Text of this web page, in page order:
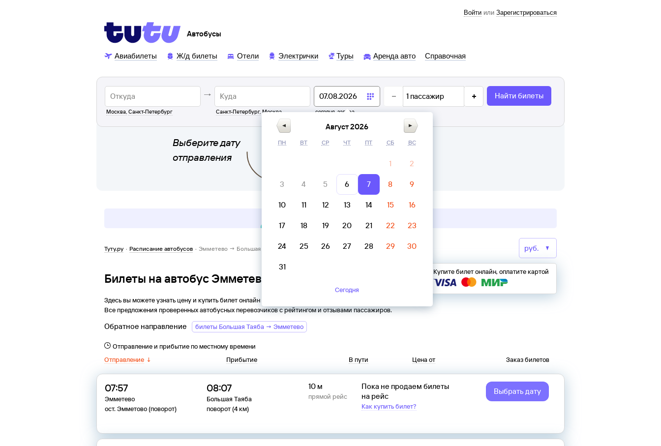
Войти или Зарегистрироваться
Автобусы
Авиабилеты Ж/д билеты Отели Электрички Туры Аренда авто Справочная
Москва, Санкт-Петербург Санкт-Петербург, Москва сегодня, завтра
1 пассажир Найти билеты
Выберите дату
отправления
Туту.ру · Расписание автобусов · Эмметево → Большая Таяба
Билеты на автобус Эмметево → Большая Таяба
Здесь вы можете узнать цену и купить билет онлайн на автобус из
Все предложения проверенных автобусных перевозчиков с рейтингом и отзывами пассажиров.
Купите билет онлайн, оплатите картой
Обратное направление билеты Большая Таяба → Эмметево
Отправление и прибытие по местному времени
Отправление ↓ Прибытие В пути Цена от Заказ билетов
07:57
Эмметево
ост. Эмметово (поворот)
08:07
Большая Таяба
поворот (4 км)
10 м
прямой рейс
Пока не продаем билеты
на рейс
Как купить билет?
Выбрать дату
Август 2026
ПН ВТ СР ЧТ ПТ СБ ВС
1 2
3 4 5 6 7 8 9
10 11 12 13 14 15 16
17 18 19 20 21 22 23
24 25 26 27 28 29 30
31
Сегодня